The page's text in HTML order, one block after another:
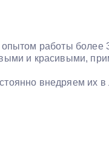
работы более
и красивыми,
внедряем их